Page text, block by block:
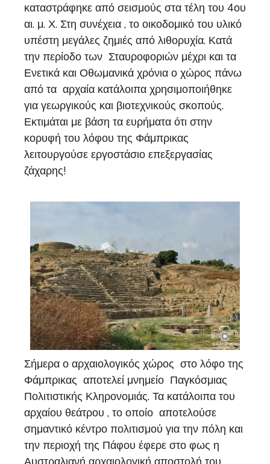
καταστράφηκε από σεισμούς στα τέλη του 4ου
αι. μ. Χ. Στη συνέχεια , το οικοδομικό του υλικό
υπέστη μεγάλες ζημιές από λιθορυχία. Κατά
την περίοδο των Σταυροφοριών μέχρι και τα
Ενετικά και Οθωμανικά χρόνια ο χώρος πάνω
από τα αρχαία κατάλοιπα χρησιμοποιήθηκε
για γεωργικούς και βιοτεχνικούς σκοπούς.
Εκτιμάται με βάση τα ευρήματα ότι στην
κορυφή του λόφου της Φάμπρικας
λειτουργούσε εργοστάσιο επεξεργασίας
ζάχαρης!
Σήμερα ο αρχαιολογικός χώρος στο λόφο της
Φάμπρικας αποτελεί μνημείο Παγκόσμιας
Πολιτιστικής Κληρονομιάς. Τα κατάλοιπα του
αρχαίου θεάτρου , το οποίο αποτελούσε
σημαντικό κέντρο πολιτισμού για την πόλη και
την περιοχή της Πάφου έφερε στο φως η